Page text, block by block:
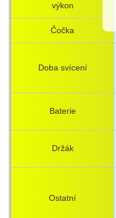
výkon
Čočka
Doba svícení
Baterie
Držák
Ostatní